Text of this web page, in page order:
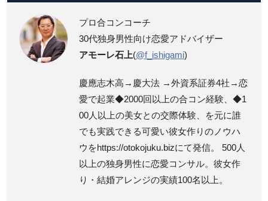
プロ合コンコーチ
30代独身男性向け恋愛アドバイザー
アモーレ石上(@f_ishigami)
慶應志木高→慶大法 →外資系証券4社→恋
愛で起業◆2000回以上の合コン経験、◆1
00人以上の美女との交際体験、を元に誰
でも実践できる可愛い彼女作りのノウハ
ウをhttps://otokojuku.bizにて発信。 500人
以上の独身男性に恋愛コンサル。彼女作
り・結婚アレンジの実績100名以上。